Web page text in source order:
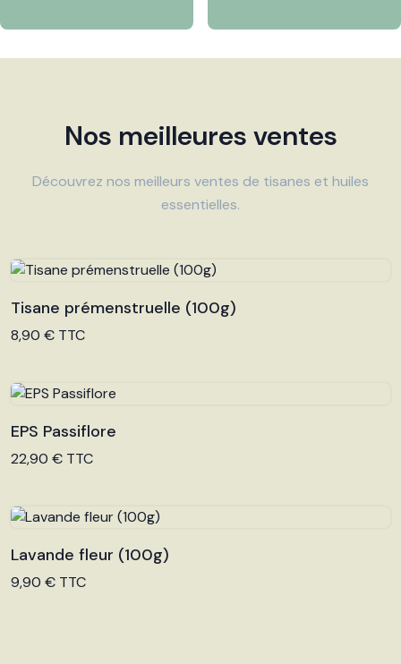
Nos meilleures ventes
Découvrez nos meilleurs ventes de tisanes et huiles
essentielles.
Voir le produit
Tisane prémenstruelle (100g)
8,90 € TTC
Voir le produit
EPS Passiflore
22,90 € TTC
Voir le produit
Lavande fleur (100g)
9,90 € TTC